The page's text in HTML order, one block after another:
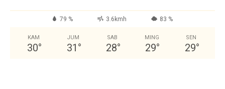
79 % 3.6kmh 83 %
KAM
30°
JUM
31 °
SAB
28°
MING
29°
SEN
29°